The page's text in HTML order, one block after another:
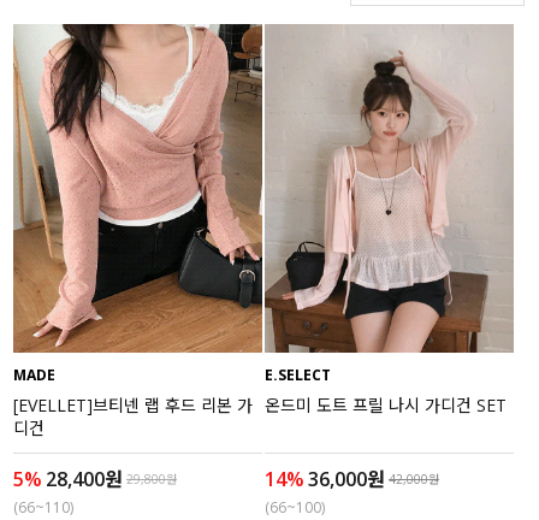
티셔츠
팬츠
셔츠
원피스
니트
수영복
아우터
스커트
언더웨어/파자마
코디템
언더웨어
MADE
[EVELLET]브티넨 랩 후드 리본 가
디건
5% 28,400원 29,800원
(66~110)
E.SELECT
온드미 도트 프릴 나시 가디건 SET
14%36,000원 42,000원
(66~100)